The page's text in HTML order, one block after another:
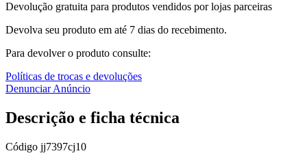
Devolução gratuita para produtos vendidos por lojas parceiras
Devolva seu produto em até 7 dias do recebimento.
Para devolver o produto consulte:
Políticas de trocas e devoluções
Denunciar Anúncio
Descrição e ficha técnica
Código jj7397cj10